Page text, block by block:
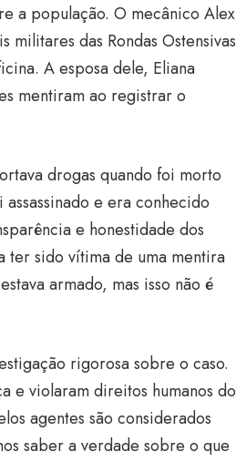
a população. O mecânico Alex
das Rondas Ostensivas
A esposa dele, Eliana
mentiram ao registrar o
drogas quando foi morto
e era conhecido
e honestidade dos
ter sido vítima de uma mentira
armado, mas isso não é
rigorosa sobre o caso.
e violaram direitos humanos do
agentes são considerados
saber a verdade sobre o que